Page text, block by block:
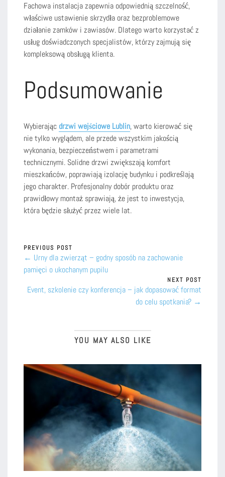
Fachowa instalacja zapewnia odpowiednią szczelność,
właściwe ustawienie skrzydła oraz bezproblemowe
działanie zamków i zawiasów. Dlatego warto korzystać z
usług doświadczonych specjalistów, którzy zajmują się
kompleksową obsługą klienta.
Podsumowanie
Wybierając drzwi wejściowe Lublin, warto kierować się
nie tylko wyglądem, ale przede wszystkim jakością
wykonania, bezpieczeństwem i parametrami
technicznymi. Solidne drzwi zwiększają komfort
mieszkańców, poprawiają izolację budynku i podkreślają
jego charakter. Profesjonalny dobór produktu oraz
prawidłowy montaż sprawiają, że jest to inwestycja,
która będzie służyć przez wiele lat.
PREVIOUS POST
← Urny dla zwierząt – godny sposób na zachowanie
pamięci o ukochanym pupilu
NEXT POST
Event, szkolenie czy konferencja – jak dopasować format
do celu spotkania? →
YOU MAY ALSO LIKE